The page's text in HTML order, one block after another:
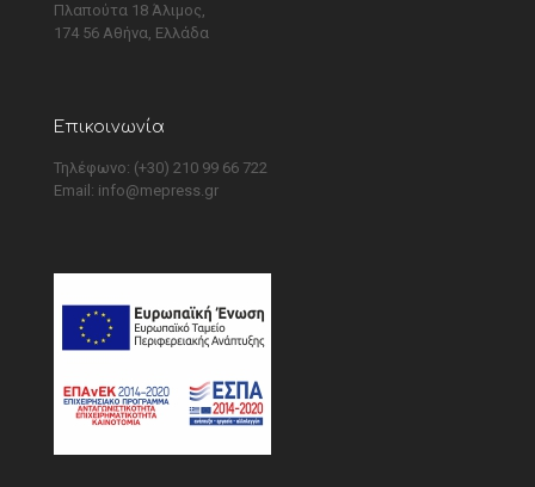
Πλαπούτα 18 Άλιμος,
174 56 Αθήνα, Ελλάδα
Επικοινωνία
Τηλέφωνο: (+30) 210 99 66 722
Email: info@mepress.gr